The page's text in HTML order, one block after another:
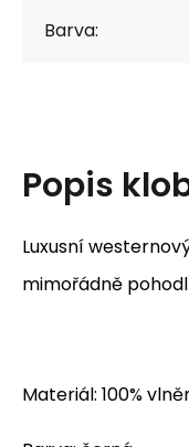
Barva:
Popis
Luxusní
mimořádně
Materiál: 100%